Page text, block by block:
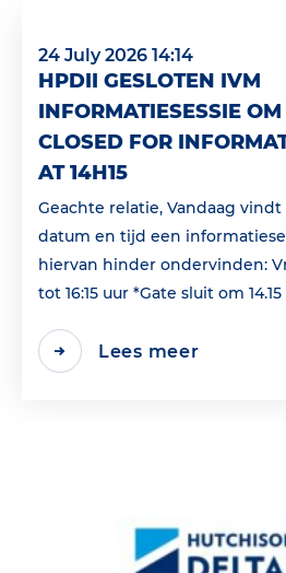
24 July 2026 14:14
HPDII GESLOTEN IVM
INFORMATIESESSIE
CLOSED FOR
AT 14H15
Geachte relatie, Vandaag
datum en tijd een
hiervan hinder ondervinden:
tot 16:15 uur *Gate sluit om 14.15
Lees meer